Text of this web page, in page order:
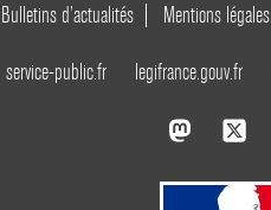
Bulletins d’actualités Mentions légales
service-public.fr legifrance.gouv.fr